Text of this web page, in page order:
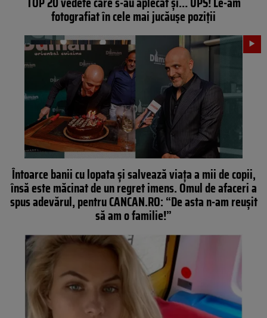
fotografiat în cele mai jucăușe poziții
Întoarce banii cu lopata și salvează viața a mii de copii,
însă este măcinat de un regret imens. Omul de afaceri a
spus adevărul, pentru CANCAN.RO: “De asta n-am reușit
să am o familie!”